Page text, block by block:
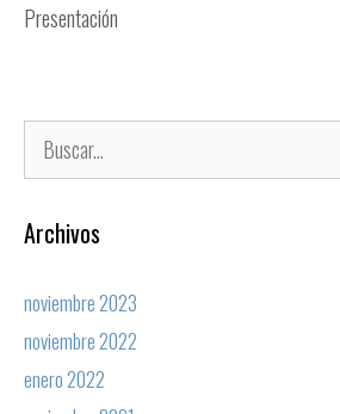
Presentación
Archivos
noviembre 2023
noviembre 2022
enero 2022